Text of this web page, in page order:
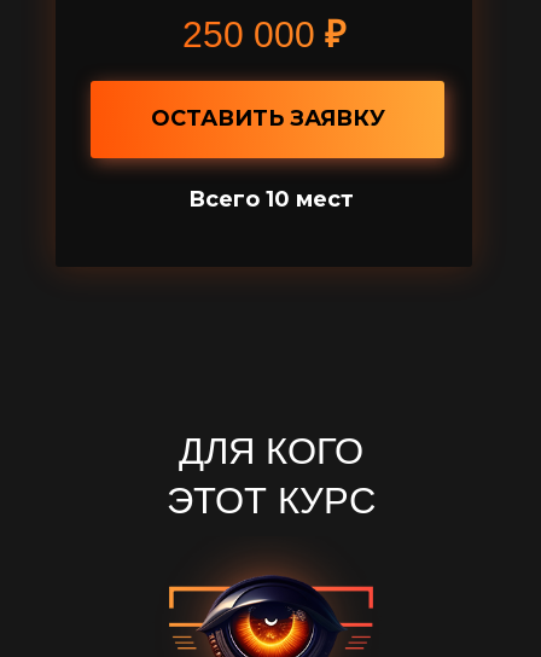
ОСТАВИТЬ ЗАЯВКУ
250 000 ₽
Всего 10 мест
ДЛЯ КОГО
ЭТОТ КУРС